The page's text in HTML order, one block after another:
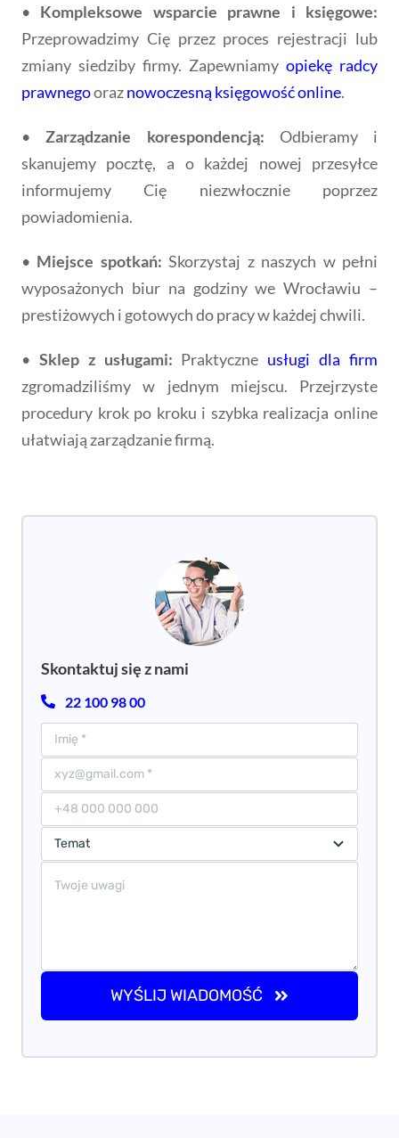
• Kompleksowe wsparcie prawne i księgowe:
Przeprowadzimy Cię przez proces rejestracji lub
zmiany siedziby firmy. Zapewniamyopiekę radcy
prawnegooraznowoczesną księgowość online.
•Zarządzanie korespondencją: Odbieramy i
skanujemy pocztę, a o każdej nowej przesyłce
informujemy Cię niezwłocznie poprzez
powiadomienia.
• Miejsce spotkań: Skorzystaj z naszych w pełni
wyposażonych biur na godziny we Wrocławiu –
prestiżowych i gotowych do pracy w każdej chwili.
• Sklep z usługami: Praktyczne usługi dla firm
zgromadziliśmy w jednym miejscu. Przejrzyste
procedury krok po kroku i szybka realizacja online
ułatwiają zarządzanie firmą.
Skontaktuj się z nami
22 100 98 00
WYŚLIJ WIADOMOŚĆ